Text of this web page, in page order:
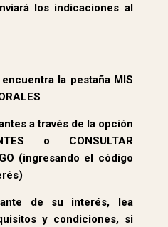
los indicaciones al
la pestaña MIS
a través de la opción
o CONSULTAR
(ingresando el código
de su interés, lea
y condiciones, si